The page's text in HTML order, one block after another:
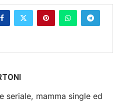
seriale, mamma single ed